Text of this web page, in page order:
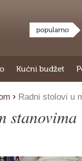
popularno
Kućni budžet
› Radni stolovi u
stanovima